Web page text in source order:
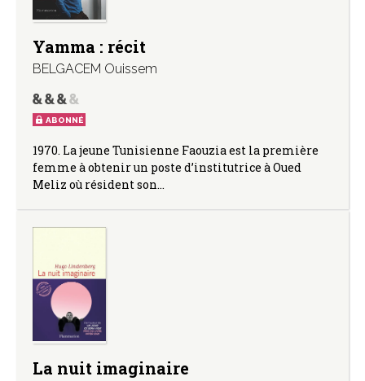
Yamma : récit
BELGACEM Ouissem
ABONNÉ
1970. La jeune Tunisienne Faouzia est la première
femme à obtenir un poste d’institutrice à Oued
Meliz où résident son…
La nuit imaginaire